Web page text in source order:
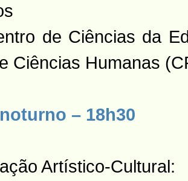
de Ciências da
Ciências Humanas
– 18h30
Artístico-Cultural: